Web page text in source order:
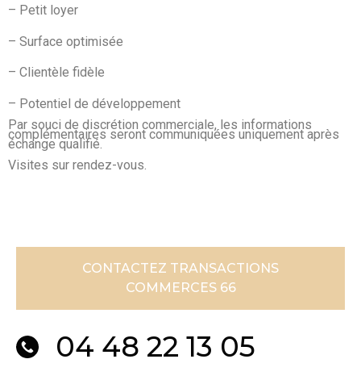
– Petit loyer
– Surface optimisée
– Clientèle fidèle
– Potentiel de développement
Par souci de discrétion commerciale, les informations
complémentaires seront communiquées uniquement après
échange qualifié.
Visites sur rendez-vous.
CONTACTEZ TRANSACTIONS
COMMERCES 66
04 48 22 13 05